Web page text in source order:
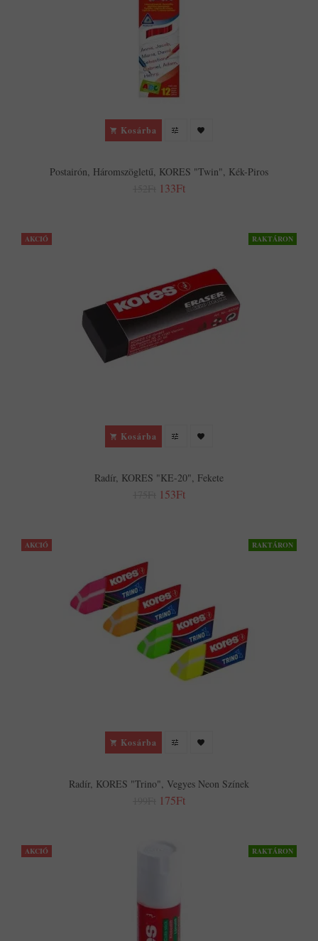
Kosárba
Postairón, Háromszögletű, KORES "Twin", Kék-Piros
133Ft
AKCIÓ RAKTÁRON
Kosárba
Radír, KORES "KE-20", Fekete
153Ft
AKCIÓ RAKTÁRON
Kosárba
Radír, KORES "Trino", Vegyes Neon Színek
175Ft
AKCIÓ RAKTÁRON